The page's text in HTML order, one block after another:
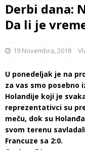
Derbi dana:
Da li je
19 Novembra, 2018
U ponedeljak je na
za vas smo posebno
Holandije koji je
reprezentativci su
meču, dok su
svom terenu
Francuze sa 2:0.